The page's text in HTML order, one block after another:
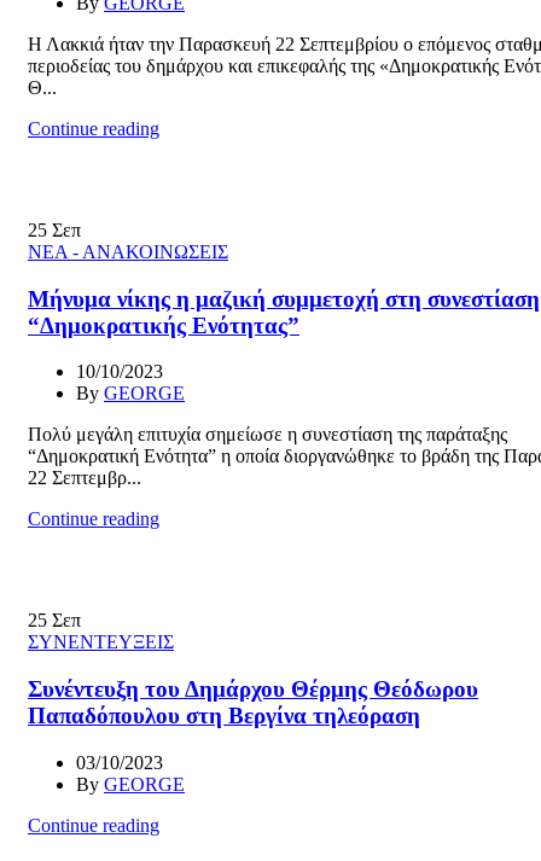
Η Λακκιά ήταν την Παρασκευή 22 Σεπτεμβρίου ο επόμενος
περιοδείας του δημάρχου και επικεφαλής της «Δημοκρατικής
Θ...
Continue reading
25 Σεπ
ΝΕΑ - ΑΝΑΚΟΙΝΩΣΕΙΣ
Μήνυμα νίκης η μαζική συμμετοχή στη
“Δημοκρατικής Ενότητας”
10/10/2023
By GEORGE
Πολύ μεγάλη επιτυχία σημείωσε η συνεστίαση της παράταξης
“Δημοκρατική Ενότητα” η οποία διοργανώθηκε το βράδη της
22 Σεπτεμβρ...
Continue reading
25 Σεπ
ΣΥΝΕΝΤΕΥΞΕΙΣ
Συνέντευξη του Δημάρχου Θέρμης Θεόδωρου
Παπαδόπουλου στη Βεργίνα τηλεόραση
03/10/2023
By GEORGE
Continue reading